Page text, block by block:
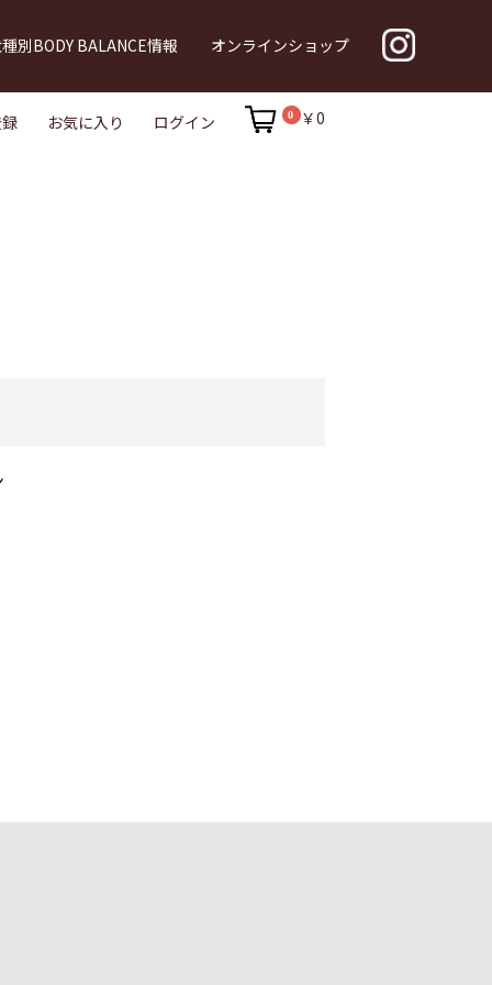
別BODY BALANCE情報
オンラインショップ
ム
お気に入り ログイン 0
￥0